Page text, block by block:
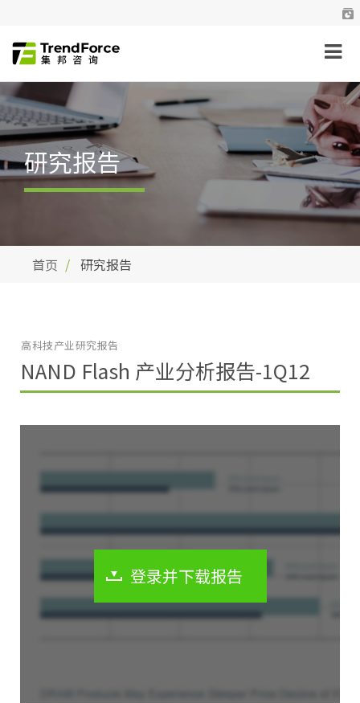
研究报告
首页 研究报告
NAND Flash 产业分析报告-1Q12
高科技产业研究报告
登录并下载报告